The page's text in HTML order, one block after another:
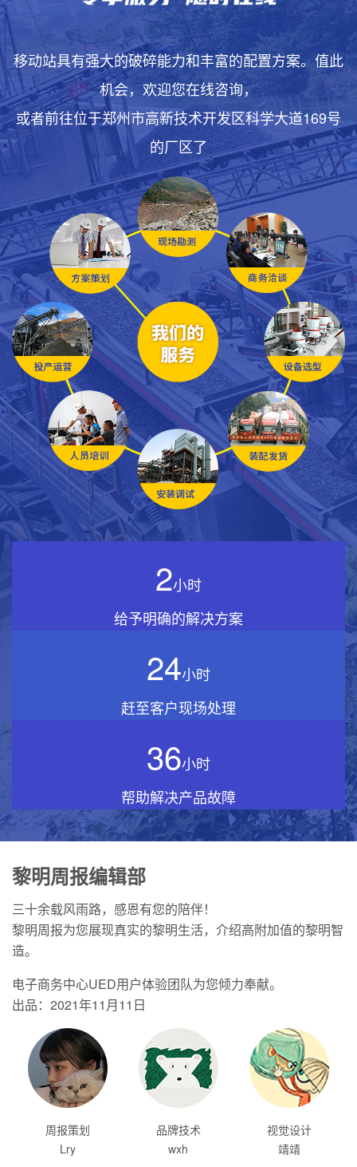
移动站具有强大的破碎能力和丰富的配置方案。值此
机会，欢迎您在线咨询，
或者前往位于郑州市高新技术开发区科学大道169号
的厂区了
2小时
给予明确的解决方案
24小时
赶至客户现场处理
36小时
帮助解决产品故障
黎明周报编辑部
三十余载风雨路，感恩有您的陪伴！
黎明周报为您展现真实的黎明生活，介绍高附加值的黎明智
造。
电子商务中心UED用户体验团队为您倾力奉献。
出品：2021年11月11日
周报策划
Lry
品牌技术
wxh
视觉设计
靖靖